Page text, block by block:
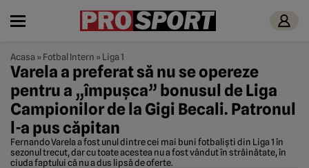
Acasa » Fotbal Intern » Liga 1
Varela a preferat să nu se opereze
pentru a „împușca” bonusul de Liga
Campionilor de la Gigi Becali. Patronul
l-a pus căpitan
Fernando Varela a fost unul dintre cei mai buni fotbaliști din Liga 1 în
sezonul trecut, dar cu toate acestea nu a fost vândut în străinătate, în
ciuda faptului că nu a dus lipsă de oferte.